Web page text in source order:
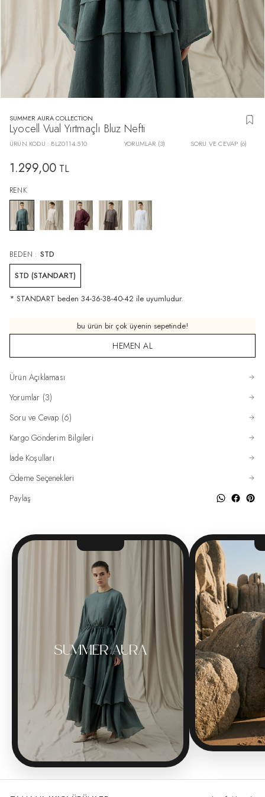
SUMMER AURA COLLECTION
Lyocell Vual Yırtmaçlı Bluz Nefti
ÜRÜN KODU : BLZ0114.510 YORUMLAR (3) SORU VE CEVAP (6)
1.299,00 TL
RENK
BEDEN : STD
STD (STANDART)
* STANDART beden 34-36-38-40-42 ile uyumludur.
bu ürün bir çok üyenin sepetinde!
HEMEN AL
Ürün Açıklaması
Yorumlar (3)
Soru ve Cevap (6)
Kargo Gönderim Bilgileri
İade Koşulları
Ödeme Seçenekleri
Paylaş